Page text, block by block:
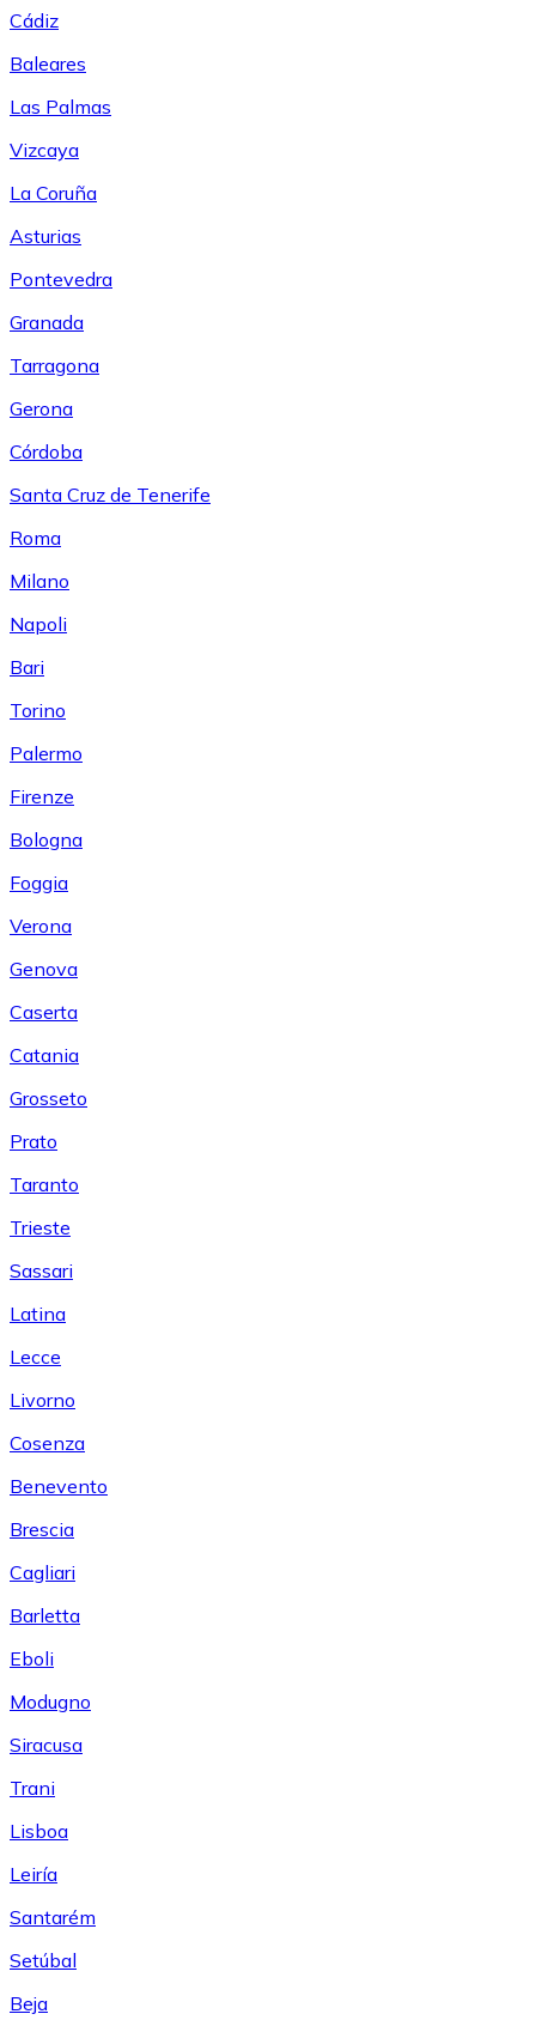
Cádiz
Baleares
Las Palmas
Vizcaya
La Coruña
Asturias
Pontevedra
Granada
Tarragona
Gerona
Córdoba
Santa Cruz de Tenerife
Roma
Milano
Napoli
Bari
Torino
Palermo
Firenze
Bologna
Foggia
Verona
Genova
Caserta
Catania
Grosseto
Prato
Taranto
Trieste
Sassari
Latina
Lecce
Livorno
Cosenza
Benevento
Brescia
Cagliari
Barletta
Eboli
Modugno
Siracusa
Trani
Lisboa
Leiría
Santarém
Setúbal
Beja